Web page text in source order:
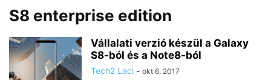
S8 enterprise edition
Vállalati verzió készül a Galaxy
S8-ból és a Note8-ból
Tech2 Laci - okt 6, 2017